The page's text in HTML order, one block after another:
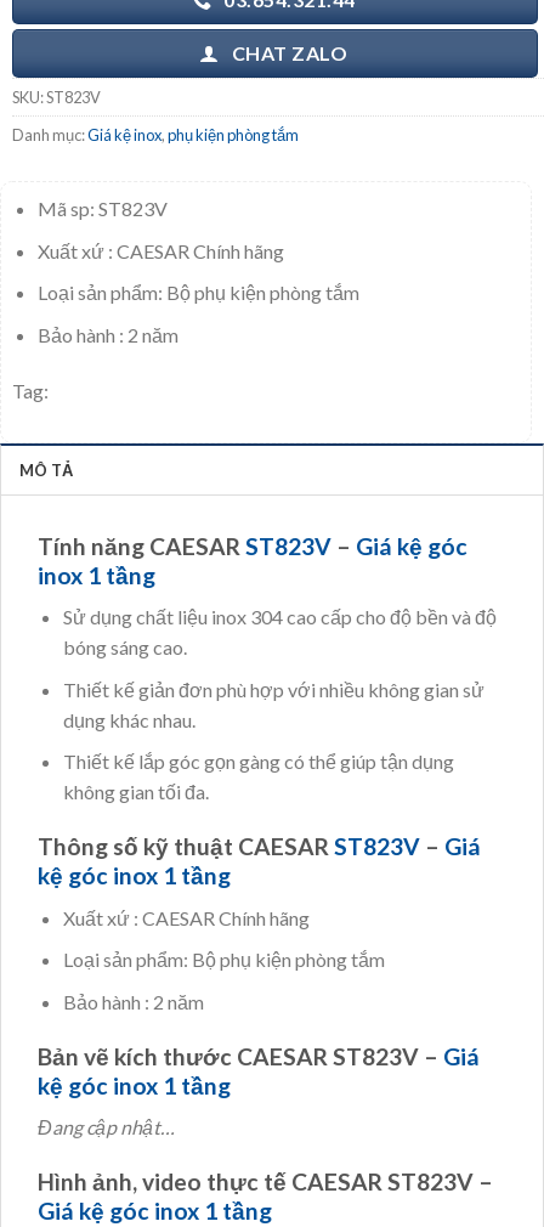
CHAT ZALO
SKU:ST823V
Danh mục:Giá kệ inox,phụ kiện phòng tắm
Mã sp: ST823V
Xuất xứ : CAESAR Chính hãng
Loại sản phẩm: Bộ phụ kiện phòng tắm
Bảo hành : 2 năm
Tag:
MÔ TẢ
Tính năng CAESAR ST823V – Giá kệ góc
inox 1 tầng
Sử dụng chất liệu inox 304 cao cấp cho độ bền và độ
bóng sáng cao.
Thiết kế giản đơn phù hợp với nhiều không gian sử
dụng khác nhau.
Thiết kế lắp góc gọn gàng có thể giúp tận dụng
không gian tối đa.
Thông số kỹ thuật CAESAR ST823V – Giá
kệ góc inox 1 tầng
Xuất xứ : CAESAR Chính hãng
Loại sản phẩm: Bộ phụ kiện phòng tắm
Bảo hành : 2 năm
Bản vẽ kích thước CAESAR ST823V – Giá
kệ góc inox 1 tầng
Đang cập nhật…
Hình ảnh, video thực tế CAESAR ST823V –
Giá kệ góc inox 1 tầng